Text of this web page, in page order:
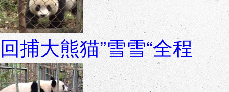
回捕大熊猫”雪雪“全程